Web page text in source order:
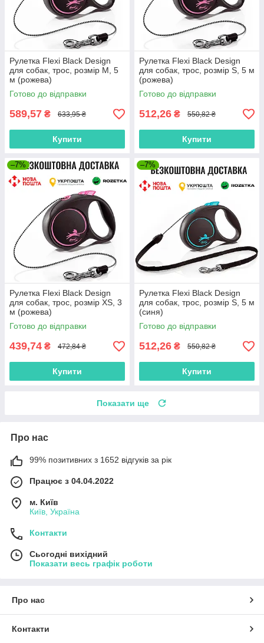
Рулетка Flexi Black Design
для собак, трос, розмір M, 5
м (рожева)
Готово до відправки
589,57 ₴ 633,95 ₴
Купити
Рулетка Flexi Black Design
для собак, трос, розмір S, 5 м
(рожева)
Готово до відправки
512,26 ₴ 550,82 ₴
Купити
–7%
Рулетка Flexi Black Design
для собак, трос, розмір XS, 3
м (рожева)
Готово до відправки
439,74 ₴ 472,84 ₴
Купити
–7%
Рулетка Flexi Black Design
для собак, трос, розмір S, 5 м
(синя)
Готово до відправки
512,26 ₴ 550,82 ₴
Купити
Показати ще
Про нас
99% позитивних з 1652 відгуків за рік
Працює з 04.04.2022
м. Київ
Київ, Україна
Контакти
Сьогодні вихідний
Показати весь графік роботи
Про нас
Контакти